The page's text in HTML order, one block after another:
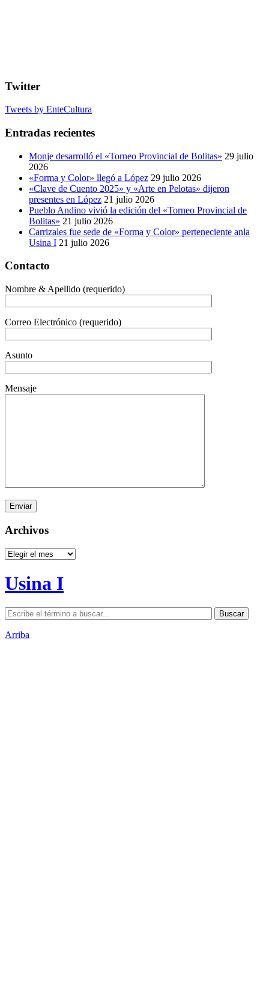
Twitter
Tweets by EnteCultura
Entradas recientes
Monje desarrolló el «Torneo Provincial de Bolitas» 29 julio
2026
«Forma y Color» llegó a López 29 julio 2026
«Clave de Cuento 2025» y «Arte en Pelotas» dijeron
presentes en López 21 julio 2026
Pueblo Andino vivió la edición del «Torneo Provincial de
Bolitas» 21 julio 2026
Carrizales fue sede de «Forma y Color» perteneciente anla
Usina I 21 julio 2026
Contacto
Nombre & Apellido (requerido)
Correo Electrónico (requerido)
Asunto
Mensaje
Archivos
Archivos
Usina I
Arriba